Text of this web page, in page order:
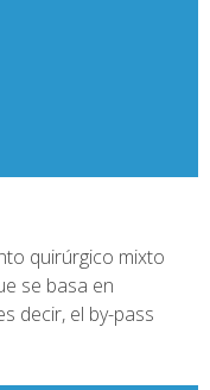
quirúrgico mixto
se basa en
decir, el by-pass